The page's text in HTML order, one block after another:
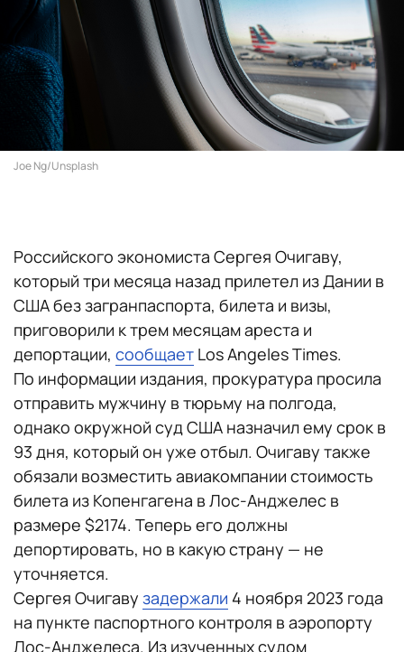
Joe Ng/Unsplash
Российского экономиста Сергея Очигаву,
который три месяца назад прилетел из Дании в
США без загранпаспорта, билета и визы,
приговорили к трем месяцам ареста и
депортации, сообщает Los Angeles Times.
По информации издания, прокуратура просила
отправить мужчину в тюрьму на полгода,
однако окружной суд США назначил ему срок в
93 дня, который он уже отбыл. Очигаву также
обязали возместить авиакомпании стоимость
билета из Копенгагена в Лос-Анджелес в
размере $2174. Теперь его должны
депортировать, но в какую страну — не
уточняется.
Сергея Очигаву задержали 4 ноября 2023 года
на пункте паспортного контроля в аэропорту
Лос-Анджелеса. Из изученных судом